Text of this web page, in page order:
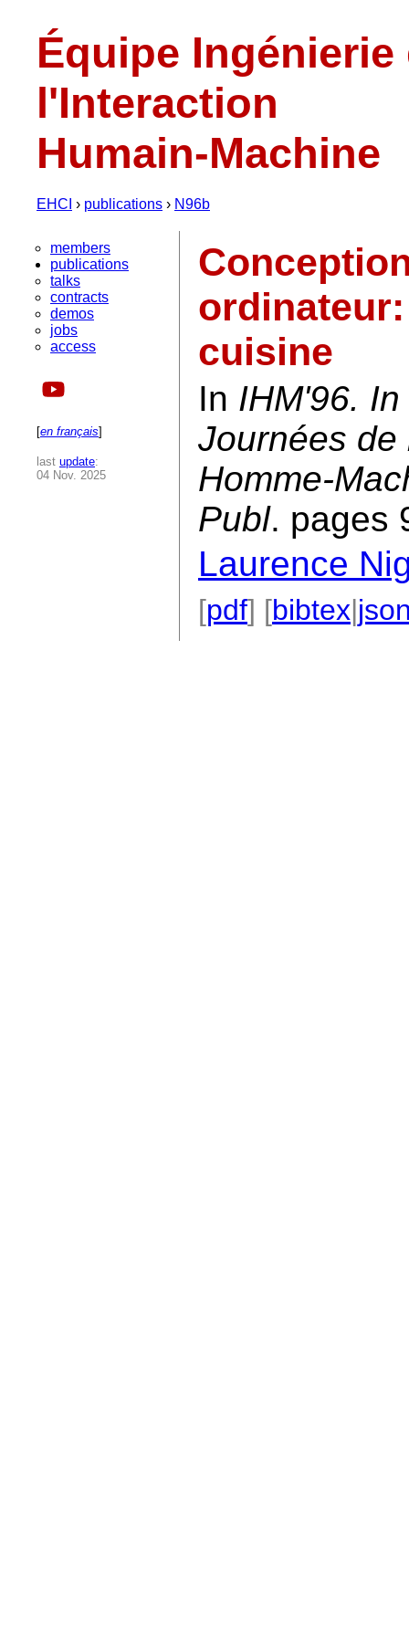
Équipe Ingénierie
l'Interaction
Humain-Machine
EHCI › publications › N96b
members
publications
talks
contracts
demos
jobs
access
[en français]
last update:
04 Nov. 2025
cuisine
In IHM'96. In
Journées de
Homme-
Publ. pages
Laurence
[pdf] [bibtex|